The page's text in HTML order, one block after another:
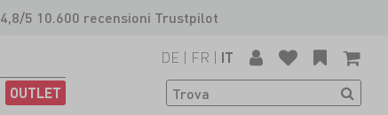
4,8/5 10.600 recensioni Trustpilot
OUTLET
DE | FR | IT